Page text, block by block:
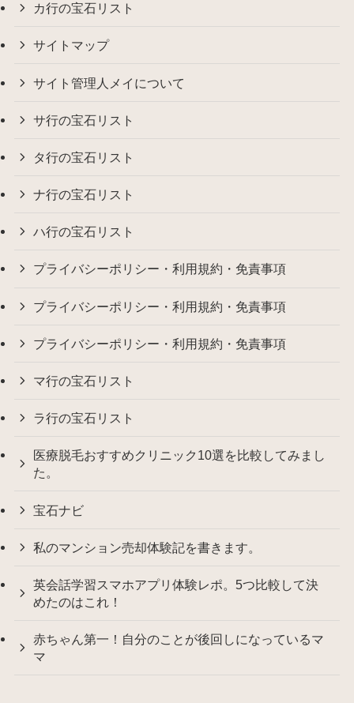
カ行の宝石リスト
サイトマップ
サイト管理人メイについて
サ行の宝石リスト
タ行の宝石リスト
ナ行の宝石リスト
ハ行の宝石リスト
プライバシーポリシー・利用規約・免責事項
プライバシーポリシー・利用規約・免責事項
プライバシーポリシー・利用規約・免責事項
マ行の宝石リスト
ラ行の宝石リスト
医療脱毛おすすめクリニック10選を比較してみまし
た。
宝石ナビ
私のマンション売却体験記を書きます。
英会話学習スマホアプリ体験レポ。5つ比較して決
めたのはこれ！
赤ちゃん第一！自分のことが後回しになっているマ
マ